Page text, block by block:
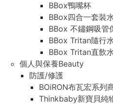
BBox鴨嘴杯
BBox四合一套裝
BBox 不鏽鋼吸管
BBox Tritan隨行
BBox Tritan直飲
個人與保養Beauty
防護/修護
BOiRON布瓦宏系列
Thinkbaby新寶貝純